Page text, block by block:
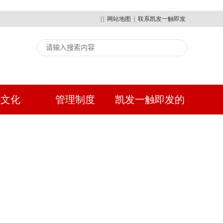
网站地图 联系凯发一触即发
化 管理制度 凯发一触即发的